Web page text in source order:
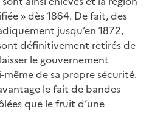
» dès 1864. De fait, des
jusqu’en 1872,
définitivement retirés de
le gouvernement
de sa propre sécurité.
le fait de bandes
que le fruit d’une